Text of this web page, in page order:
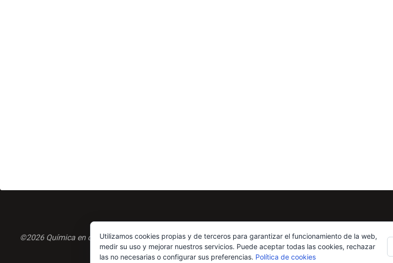
©2026 Química en casa.comUtilizamos cookies propias y de terceros para garantizar el funcionamiento de la web,
medir su uso y mejorar nuestros servicios. Puede aceptar todas las cookies, rechazar
las no necesarias o configurar sus preferencias. Política de cookies